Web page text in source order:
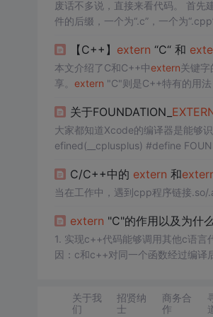
废话不多说，
件的后缀，一个为“.c”，一个为
【C++】 extern “C“ 和
本文介绍了C和C++中extern关键字
享。 extern "C"则是C++特有的用
tern"C"对普通类型和C++类型符号
关于FOUNDATION_
大家都知道Xcode的编译器是能够识
efined(__cplusplus) #define
C/C++中的 extern 和
当在工作中，遇到cpp程序链接.so/
extern "C"的作用以及为什
1. 实现c++代码能够调用其他c语言
因：c和c++对同一个函数经过编译
关于我
们
招贤纳
士
商务合
作